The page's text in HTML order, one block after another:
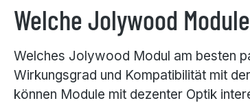
Welche Jolywood
Welches Jolywood Modul am besten
Wirkungsgrad und Kompatibilität mit
können Module mit dezenter Optik